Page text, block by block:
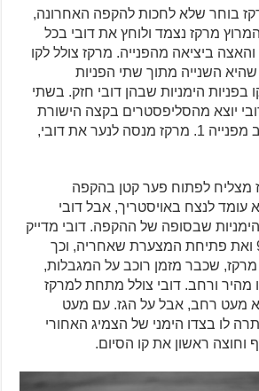
בוחר שלא לחכות להקפה האחרונה,
מרקז נצמד ולוחץ את דובי בכל
ביציאה מהפנייה. מרקז צולל לקו
השנייה מתוך שתי הפניות
בפניות הימניות שבהן דובי חזק. בשתי
יוצא מהסליפסטרים בקצה הישורת
רק בשביל לצאת רחב מפנייה 1. מרקז מנסה לנער את דובי,
מצליח לפתוח פער קטן בהקפה
עומד לנצח באויסטריך, אבל דובי
שבסופה של ההקפה. דובי מדייק
את הבלימה לפנייה 9 ואת פתיחת המצערת שאחריה, וכך
שכבר מזמן רוכב על המגבלות,
ורחב. דובי צולל מתחת למרקז
מעט רחב, אבל על הגז. עם מעט
לו בצדו הימני של הצמיג האחורי
וחוצה ראשון את קו הסיום.